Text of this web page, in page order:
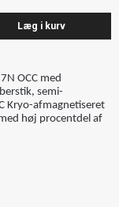
Læg i kurv
OCC med
semi-
Kryo-afmagnetiseret
høj procentdel af